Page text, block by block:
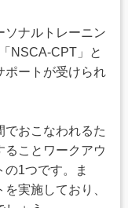
ソナルトレーニン
NSCA-CPT」と
ポートが受けられ
でおこなわれるた
ることワークアウ
の1つです。ま
実施しており、